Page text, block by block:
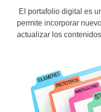
El portafolio digital es
permite incorporar
actualizar los